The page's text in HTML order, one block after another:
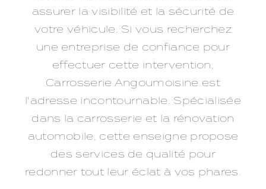
assurer la visibilité et la sécurité de
votre véhicule. Si vous recherchez
une entreprise de confiance pour
effectuer cette intervention,
Carrosserie Angoumoisine est
l'adresse incontournable. Spécialisée
dans la carrosserie et la rénovation
automobile, cette enseigne propose
des services de qualité pour
redonner tout leur éclat à vos phares.